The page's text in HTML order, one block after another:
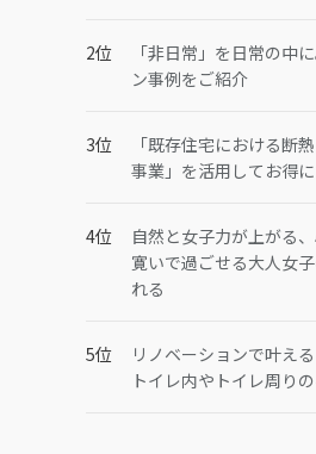
「非日常」を日常の中
ン事例をご紹介
「既存住宅における断
事業」を活用してお得
自然と女子力が上がる
寛いで過ごせる大人女
れる
リノベーションで叶え
トイレ内やトイレ周り